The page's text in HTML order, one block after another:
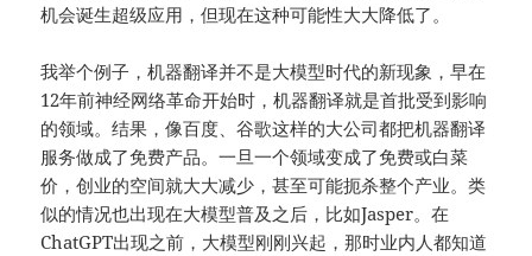
机会诞生超级应用，但现在这种可能性大大降低了。
我举个例子，机器翻译并不是大模型时代的新现象，早在
12年前神经网络革命开始时，机器翻译就是首批受到影响
的领域。结果，像百度、谷歌这样的大公司都把机器翻译
服务做成了免费产品。一旦一个领域变成了免费或白菜
价，创业的空间就大大减少，甚至可能扼杀整个产业。类
似的情况也出现在大模型普及之后，比如Jasper。在
ChatGPT出现之前，大模型刚刚兴起，那时业内人都知道